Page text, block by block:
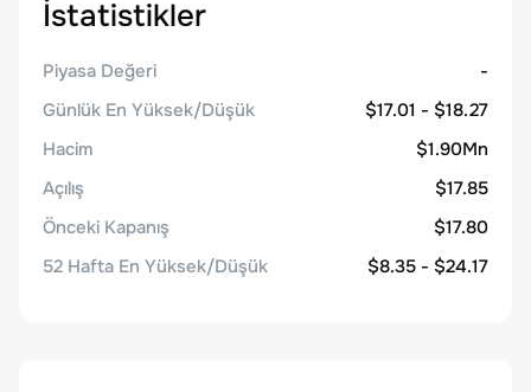
İstatistikler
Piyasa Değeri
-
Günlük En Yüksek/Düşük
$17.01 - $18.27
Hacim
$1.90Mn
Açılış
$17.85
Önceki Kapanış
$17.80
52 Hafta En Yüksek/Düşük
$8.35 - $24.17